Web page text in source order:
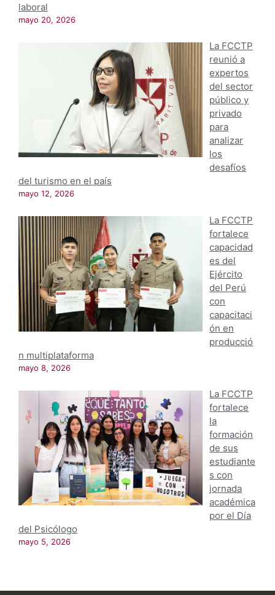
laboral
mayo 20, 2026
La FCCTP
reunió a
expertos
del sector
público y
privado
para
analizar
los
desafíos
del turismo en el país
mayo 12, 2026
La FCCTP
fortalece
capacidad
es del
Ejército
del Perú
con
capacitaci
ón en
producció
n multiplataforma
mayo 8, 2026
La FCCTP
fortalece
la
formación
de sus
estudiante
s con
jornada
académica
por el Día
del Psicólogo
mayo 5, 2026